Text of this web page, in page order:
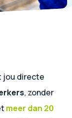
portaal
jou directe
, zonder
meer dan 20